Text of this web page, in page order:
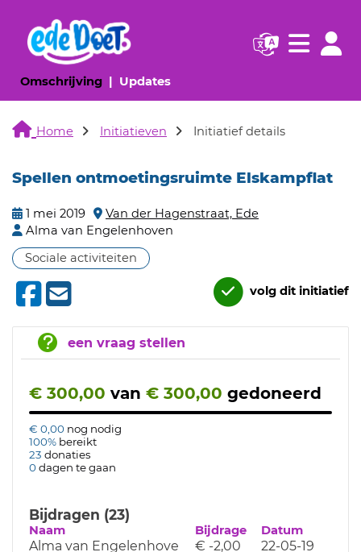
Omschrijving(huidige pagina)
Updates(huidige pagina)
Navigatie
Home Initiatieven Initiatief details
Spellen ontmoetingsruimte Elskampflat
1 mei 2019
Van der Hagenstraat, Ede
Alma van Engelenhoven
Sociale activiteiten
volg dit initiatief
een vraag stellen
€ 300,00 van € 300,00 gedoneerd
€ 0,00 nog nodig
100% bereikt
23 donaties
0dagen te gaan
Bijdragen (23)
Naam Bijdrage Datum
Alma van Engelenhove € -2,00
22-05-19